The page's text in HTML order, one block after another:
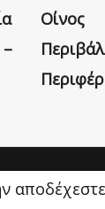
–
Οίνος
Η εταιρεία